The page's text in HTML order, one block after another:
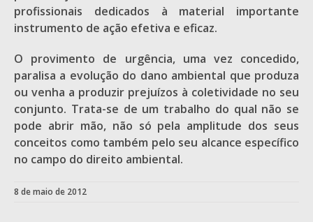
profissionais dedicados à material importante
instrumento de ação efetiva e eficaz.
O provimento de urgência, uma vez concedido,
paralisa a evolução do dano ambiental que produza
ou venha a produzir prejuízos à coletividade no seu
conjunto. Trata-se de um trabalho do qual não se
pode abrir mão, não só pela amplitude dos seus
conceitos como também pelo seu alcance específico
no campo do direito ambiental.
8 de maio de 2012